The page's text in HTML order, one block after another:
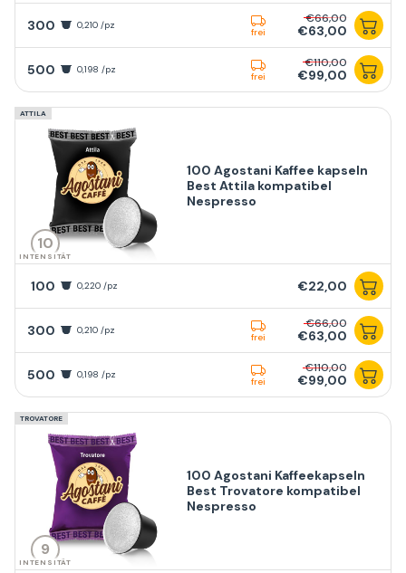
300 0,210 /pz
frei
€66,00
€63,00
500 0,198 /pz
frei
€110,00
€99,00
ATTILA
10
INTENSITÄT
100 Agostani Kaffee kapseln
Best Attila kompatibel
Nespresso
100 0,220 /pz €22,00
300 0,210 /pz
frei
€66,00
€63,00
500 0,198 /pz
frei
€110,00
€99,00
TROVATORE
9
INTENSITÄT
100 Agostani Kaffeekapseln
Best Trovatore kompatibel
Nespresso